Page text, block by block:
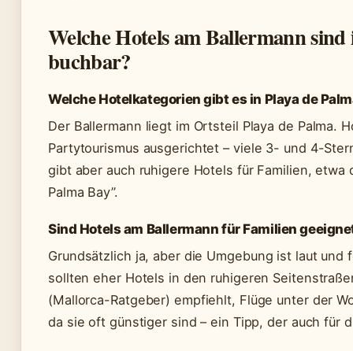
Welche Hotels am Ballermann
buchbar?
Welche Hotelkategorien gibt es in Playa de
Der Ballermann liegt im Ortsteil Playa de Palma.
Partytourismus ausgerichtet – viele 3- und 4-
gibt aber auch ruhigere Hotels für Familien, etwa
Palma Bay”.
Sind Hotels am Ballermann für Familien
Grundsätzlich ja, aber die Umgebung ist laut
sollten eher Hotels in den ruhigeren
(Mallorca-Ratgeber) empfiehlt, Flüge unter der
da sie oft günstiger sind – ein Tipp, der auch für